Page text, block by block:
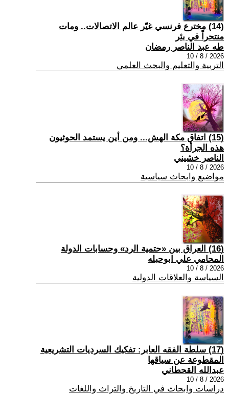
(14) مخترع فرنسي غيّر عالم الاتصالات.. ومات
منتحراً في بئر
طه عبد الناصر رمضان
2026 / 8 / 10
التربية والتعليم والبحث العلمي
(15) اتفاق مكة الهش... ومن أين يستمد الحوثيون
هذه الجرأة؟
الناصر خشيني
2026 / 8 / 10
مواضيع وابحاث سياسية
(16) العراق بين «حتمية الرد» وحسابات الدولة
المحامي علي ابوحبله
2026 / 8 / 10
السياسة والعلاقات الدولية
(17) سلطة الفقه العابر: تفكيك السرديات التشريعية
المقطوعة عن سياقها
عبدالله القحطاني
2026 / 8 / 10
دراسات وابحاث في التاريخ والتراث واللغات